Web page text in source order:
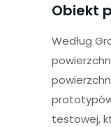
Obiekt
Według
testowej,